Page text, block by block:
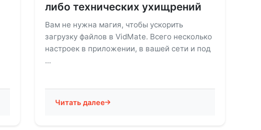
либо технических ухищрений
Вам не нужна магия, чтобы ускорить
загрузку файлов в VidMate. Всего несколько
настроек в приложении, в вашей сети и под
...
Читать далее